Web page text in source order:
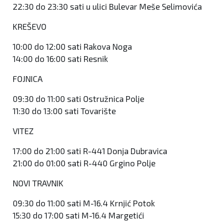
22:30 do 23:30 sati u ulici Bulevar Meše Selimovića
KREŠEVO
10:00 do 12:00 sati Rakova Noga
14:00 do 16:00 sati Resnik
FOJNICA
09:30 do 11:00 sati Ostružnica Polje
11:30 do 13:00 sati Tovarište
VITEZ
17:00 do 21:00 sati R-441 Donja Dubravica
21:00 do 01:00 sati R-440 Grgino Polje
NOVI TRAVNIK
09:30 do 11:00 sati M-16.4 Krnjić Potok
15:30 do 17:00 sati M-16.4 Margetići